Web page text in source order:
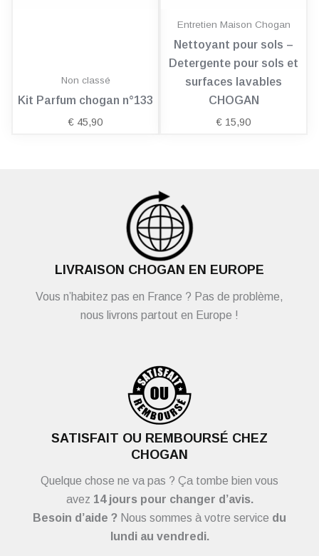
Non classé
Kit Parfum chogan n°133
€ 45,90
Entretien Maison Chogan
Nettoyant pour sols –
Detergente pour sols et
surfaces lavables
CHOGAN
€ 15,90
LIVRAISON CHOGAN EN EUROPE
Vous n’habitez pas en France ? Pas de problème,
nous livrons partout en Europe !
SATISFAIT OU REMBOURSÉ CHEZ
CHOGAN
Quelque chose ne va pas ? Ça tombe bien vous
avez 14 jours pour changer d’avis.
Besoin d’aide ? Nous sommes à votre service du
lundi au vendredi.